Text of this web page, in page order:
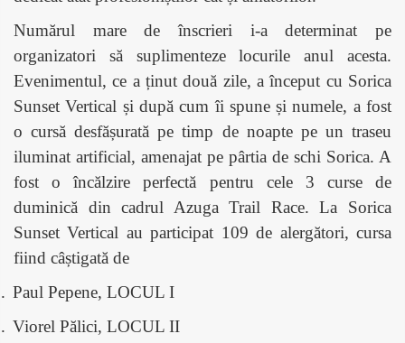
Numărul mare de înscrieri i-a determinat pe
organizatori să suplimenteze locurile anul acesta.
Evenimentul, ce a ținut două zile, a început cu Sorica
Sunset Vertical și după cum îi spune și numele, a fost
o cursă desfășurată pe timp de noapte pe un traseu
iluminat artificial, amenajat pe pârtia de schi Sorica. A
fost o încălzire perfectă pentru cele 3 curse de
duminică din cadrul Azuga Trail Race. La Sorica
Sunset Vertical au participat 109 de alergători, cursa
fiind câștigată de
Paul Pepene, LOCUL I
Viorel Pălici, LOCUL II